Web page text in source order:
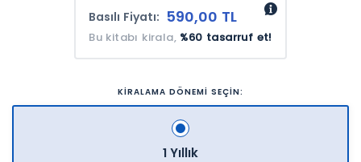
Basılı Fiyatı: 590,00 TL
Bu kitabı kirala, %60 tasarruf et!
KİRALAMA DÖNEMİ SEÇİN:
1 Yıllık